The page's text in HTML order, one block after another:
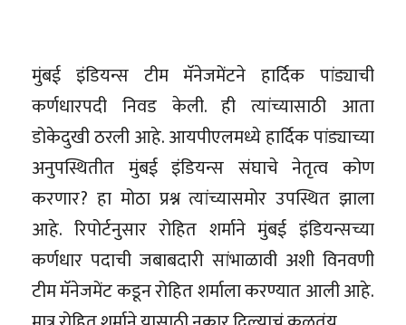
मुंबई इंडियन्स टीम मॅनेजमेंटने हार्दिक पांड्याची
कर्णधारपदी निवड केली. ही त्यांच्यासाठी आता
डोकेदुखी ठरली आहे. आयपीएलमध्ये हार्दिक पांड्याच्या
अनुपस्थितीत मुंबई इंडियन्स संघाचे नेतृत्व कोण
करणार? हा मोठा प्रश्न त्यांच्यासमोर उपस्थित झाला
आहे. रिपोर्टनुसार रोहित शर्माने मुंबई इंडियन्सच्या
कर्णधार पदाची जबाबदारी सांभाळावी अशी विनवणी
टीम मॅनेजमेंट कडून रोहित शर्माला करण्यात आली आहे.